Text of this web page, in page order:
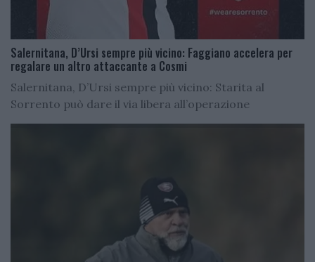
Salernitana, D’Ursi sempre più vicino: Faggiano accelera per
regalare un altro attaccante a Cosmi
Salernitana, D’Ursi sempre più vicino: Starita al
Sorrento può dare il via libera all’operazione